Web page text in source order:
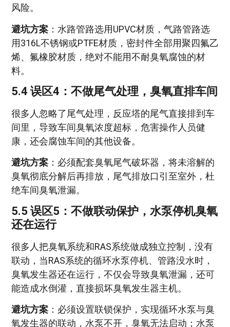
风险。
避坑方案 ：水路管路选用UPVC材质，气路管路选
用316L不锈钢或PTFE材质，密封件全部用聚四氟乙
烯、氟橡胶材质，绝对不能用不耐臭氧腐蚀的材
料。
5.4 误区4：不做尾气处理，臭氧直排车间
很多人忽略了尾气处理，反应塔的尾气直接排到车
间里，导致车间臭氧浓度超标，危害操作人员健
康，还会腐蚀车间的其他设备。
避坑方案 ：必须配套臭氧尾气破坏器，将未溶解的
臭氧彻底分解后再排放，尾气排放口引至室外，杜
绝车间臭氧泄漏。
5.5 误区5：不做联动保护，水泵停机臭氧
还在运行
很多人把臭氧系统和RAS系统做成独立控制，没有
联动，当RAS系统的循环水泵停机、管路没水时，
臭氧发生器还在运行，不仅会导致臭氧泄漏，还可
能造成水倒灌，直接损坏臭氧发生器主机。
避坑方案 ：必须设置联锁保护，实现循环水泵与臭
氧发生器的联动，水泵不开，臭氧无法启动；水泵